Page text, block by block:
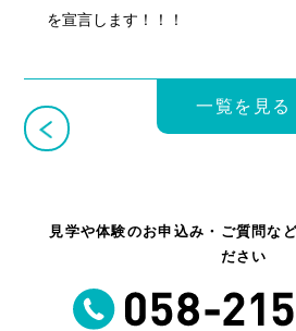
を宣言します！！！
一覧を見る
見学や体験のお申込み・ご質問な
ださい